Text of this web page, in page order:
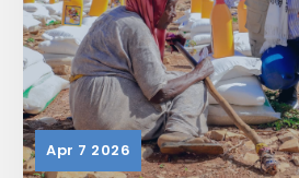
Apr 7 2026